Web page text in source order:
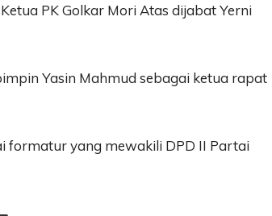
PK Golkar Mori Atas dijabat Yerni
Yasin Mahmud sebagai ketua rapat
formatur yang mewakili DPD II Partai